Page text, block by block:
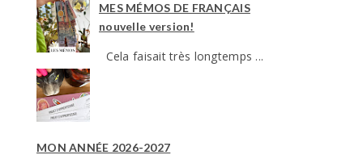
MES MÉMOS DE FRANÇAIS
nouvelle version!
Cela faisait très longtemps ...
MON ANNÉE 2026-2027